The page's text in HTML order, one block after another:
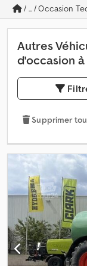
/ ... / Occasion
Autres
d'occasion
Supprimer